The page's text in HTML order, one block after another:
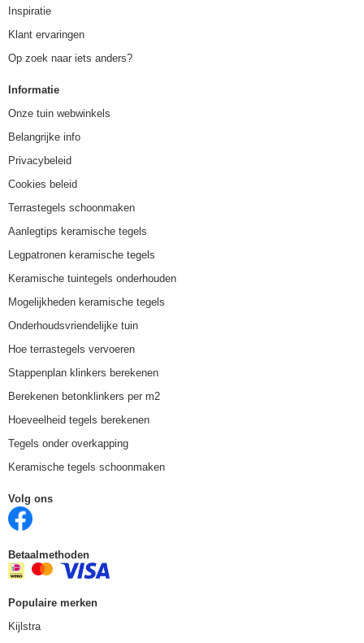
Inspiratie
Klant ervaringen
Op zoek naar iets anders?
Informatie
Onze tuin webwinkels
Belangrijke info
Privacybeleid
Cookies beleid
Terrastegels schoonmaken
Aanlegtips keramische tegels
Legpatronen keramische tegels
Keramische tuintegels onderhouden
Mogelijkheden keramische tegels
Onderhoudsvriendelijke tuin
Hoe terrastegels vervoeren
Stappenplan klinkers berekenen
Berekenen betonklinkers per m2
Hoeveelheid tegels berekenen
Tegels onder overkapping
Keramische tegels schoonmaken
Volg ons
Betaalmethoden
Populaire merken
Kijlstra